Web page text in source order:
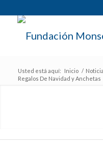
Usted está aquí: Inicio /
Regalos De Navidad y Anchetas